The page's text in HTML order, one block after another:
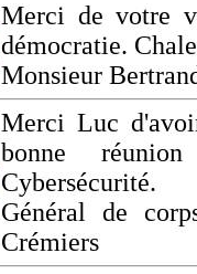
Merci de votre
démocratie.
Monsieur
Merci Luc
bonne
Cybersécurité.
Général de
Crémiers